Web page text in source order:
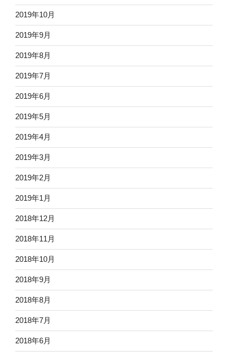
2019年10月
2019年9月
2019年8月
2019年7月
2019年6月
2019年5月
2019年4月
2019年3月
2019年2月
2019年1月
2018年12月
2018年11月
2018年10月
2018年9月
2018年8月
2018年7月
2018年6月